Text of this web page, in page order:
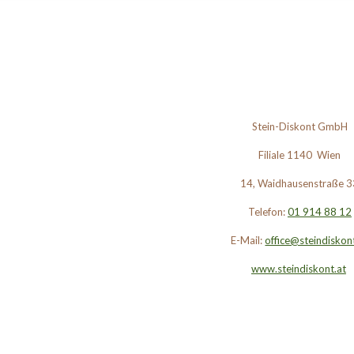
Stein-Diskont GmbH
Filiale 1140 Wien
14, Waidhausenstraße
Telefon:01 914 88 12
E-Mail:
www.steindiskont.at